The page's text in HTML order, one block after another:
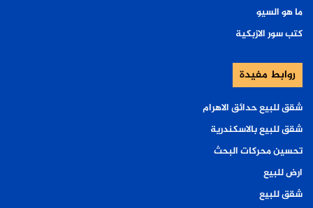
ما هو السيو
كتب سور الازبكية
روابط مفيدة
شقق للبيع حدائق الاهرام
شقق للبيع بالاسكندرية
تحسين محركات البحث
ارض للبيع
شقق للبيع